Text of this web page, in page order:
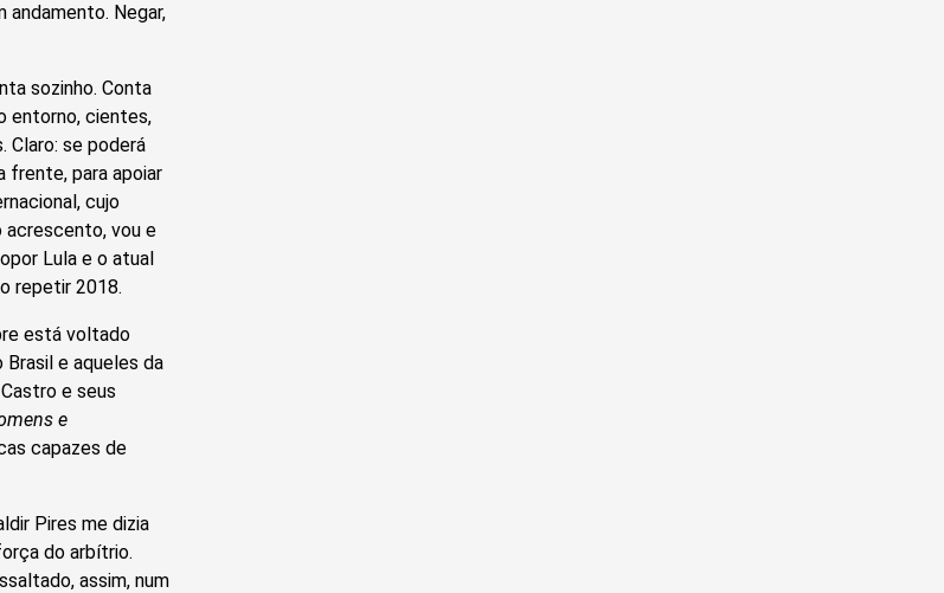
Negar,
sozinho. Conta
entorno, cientes,
Claro: se poderá
para apoiar
cujo
acrescento, vou e
Lula e o atual
repetir 2018.
está voltado
e aqueles da
e seus
e
capazes de
Pires me dizia
do arbítrio.
assim, num